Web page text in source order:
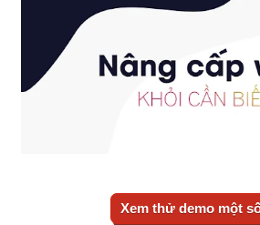
Xem thử demo một